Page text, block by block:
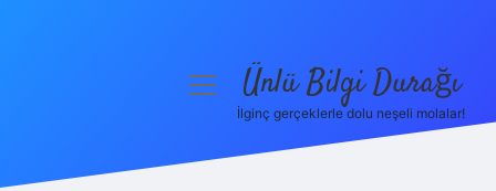
menüyüÜnlü Bilgi Durağı
İlginç gerçeklerle dolu neşeli molalar!